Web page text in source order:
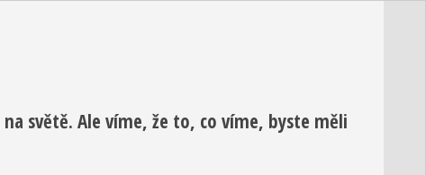
světě. Ale víme, že to, co víme, byste měli